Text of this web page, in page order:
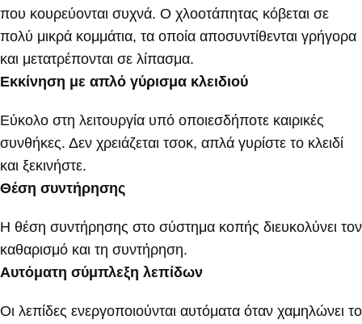
που κουρεύονται συχνά. Ο χλοοτάπητας κόβεται σε
πολύ μικρά κομμάτια, τα οποία αποσυντίθενται γρήγορα
και μετατρέπονται σε λίπασμα.
Εκκίνηση με απλό γύρισμα κλειδιού
Εύκολο στη λειτουργία υπό οποιεσδήποτε καιρικές
συνθήκες. Δεν χρειάζεται τσοκ, απλά γυρίστε το κλειδί
και ξεκινήστε.
Θέση συντήρησης
Η θέση συντήρησης στο σύστημα κοπής διευκολύνει τον
καθαρισμό και τη συντήρηση.
Αυτόματη σύμπλεξη λεπίδων
Οι λεπίδες ενεργοποιούνται αυτόματα όταν χαμηλώνει το